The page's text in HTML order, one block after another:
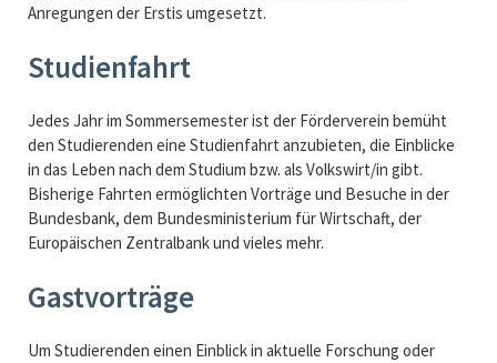
Anregungen der Erstis umgesetzt.
Studienfahrt
Jedes Jahr im Sommersemester ist der Förderverein bemüht
den Studierenden eine Studienfahrt anzubieten, die Einblicke
in das Leben nach dem Studium bzw. als Volkswirt/in gibt.
Bisherige Fahrten ermöglichten Vorträge und Besuche in der
Bundesbank, dem Bundesministerium für Wirtschaft, der
Europäischen Zentralbank und vieles mehr.
Gastvorträge
Um Studierenden einen Einblick in aktuelle Forschung oder